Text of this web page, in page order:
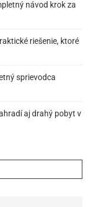
návod krok za
riešenie, ktoré
sprievodca
aj drahý pobyt v